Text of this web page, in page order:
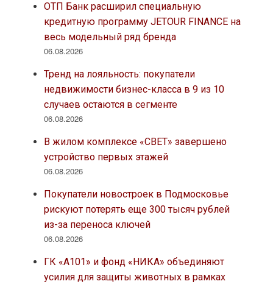
ОТП Банк расширил специальную
кредитную программу JETOUR FINANCE на
весь модельный ряд бренда
06.08.2026
Тренд на лояльность: покупатели
недвижимости бизнес-класса в 9 из 10
случаев остаются в сегменте
06.08.2026
В жилом комплексе «СВЕТ» завершено
устройство первых этажей
06.08.2026
Покупатели новостроек в Подмосковье
рискуют потерять еще 300 тысяч рублей
из-за переноса ключей
06.08.2026
ГК «А101» и фонд «НИКА» объединяют
усилия для защиты животных в рамках